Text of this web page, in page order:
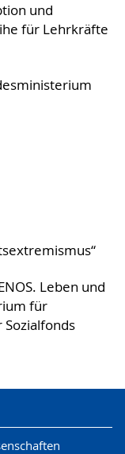
und
für Lehrkräfte
Leben und
für